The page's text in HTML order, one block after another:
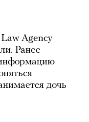
Agency
Ранее
дочь